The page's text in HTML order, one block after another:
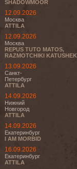
SHADOWMOOR
12.09.2026
Москва
ATTILA
12.09.2026
Москва
REPUS TUTO MATOS,
RAZMOTCHIKI KATUSHEK
13.09.2026
Санкт-
Петербург
ATTILA
14.09.2026
Нижний
Новгород
ATTILA
14.09.2026
Екатеринбург
I AM MORBID
16.09.2026
Екатеринбург
ATTILA